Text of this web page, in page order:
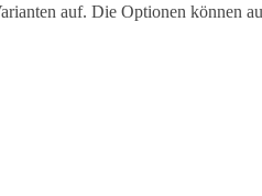
auf. Die Optionen können